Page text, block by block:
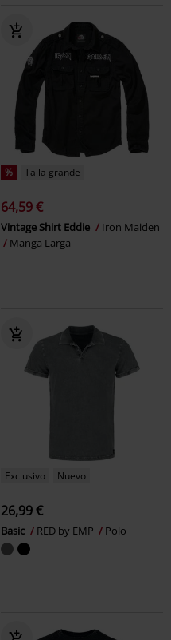
% Talla grande
64,59 €
Vintage Shirt Eddie
Iron Maiden
Manga Larga
Exclusivo Nuevo
26,99 €
Basic RED by EMP Polo